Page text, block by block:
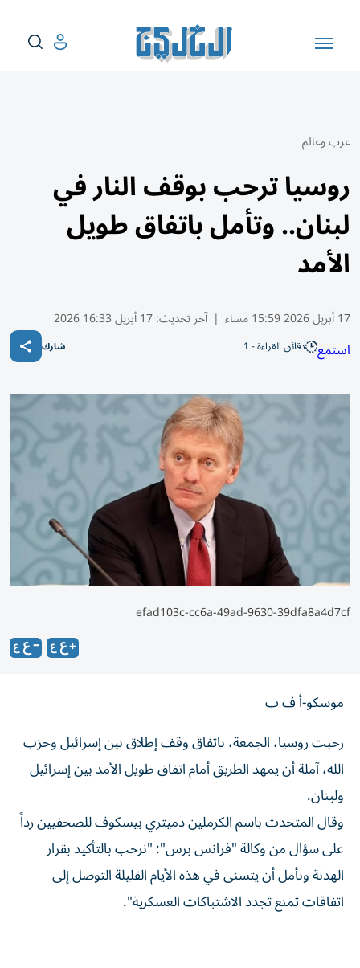
عرب وعالم
روسيا ترحب بوقف النار في
لبنان.. وتأمل باتفاق طويل
الأمد
17 أبريل 2026 15:59 مساء | آخر تحديث:17 أبريل 16:33 2026
استمع دقائق القراءة - 1 شارك
efad103c-cc6a-49ad-9630-39dfa8a4d7cf
موسكو-أ ف ب
رحبت روسيا، الجمعة، باتفاق وقف إطلاق بين إسرائيل وحزب
الله، آملة أن يمهد الطريق أمام اتفاق طويل الأمد بين إسرائيل
ولبنان.
وقال المتحدث باسم الكرملين دميتري بيسكوف للصحفيين رداً
على سؤال من وكالة "فرانس برس": "نرحب بالتأكيد بقرار
الهدنة ونأمل أن يتسنى في هذه الأيام القليلة التوصل إلى
اتفاقات تمنع تجدد الاشتباكات العسكرية".